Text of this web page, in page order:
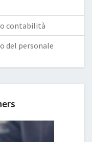
contabilità
del personale